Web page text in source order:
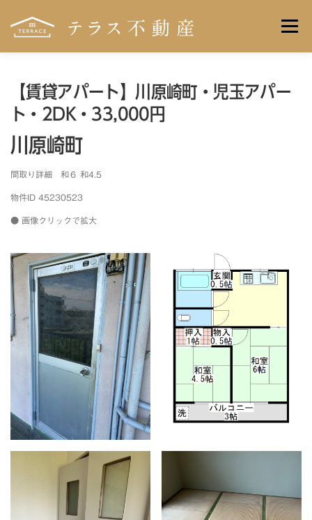
メニュー
【賃貸アパート】川原崎町・児玉アパー
ト・2DK・33,000円
川原崎町
間取り詳細 和６ 和4.5
物件ID 45230523
● 画像クリックで拡大